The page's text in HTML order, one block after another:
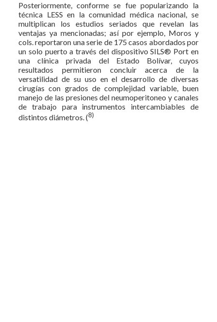
Posteriormente, conforme se fue popularizando la
técnica LESS en la comunidad médica nacional, se
multiplican los estudios seriados que revelan las
ventajas ya mencionadas; así por ejemplo, Moros y
cols. reportaron una serie de 175 casos abordados por
un solo puerto a través del dispositivo SILS® Port en
una clínica privada del Estado Bolívar, cuyos
resultados permitieron concluir acerca de la
versatilidad de su uso en el desarrollo de diversas
cirugías con grados de complejidad variable, buen
manejo de las presiones del neumoperitoneo y canales
de trabajo para instrumentos intercambiables de
distintos diámetros. (8)